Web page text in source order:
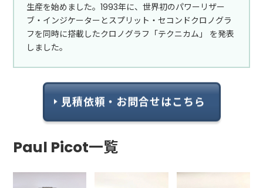
生産を始めました。1993年に、世界初のパワーリザー
ブ・インジケーターとスプリット・セコンドクロノグラ
フを同時に搭載したクロノグラフ「テクニカム」 を発表
しました。
見積依頼・お問合せはこちら
Paul Picot一覧